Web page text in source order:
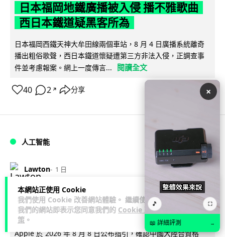
本網站正使用 Cookie
我們使用 Cookie 改善網站體驗。 繼續使用
我們的網站即表示您同意我們的 Cookie 政
策 。
日本福岡地鐵廣播被入侵 播不雅歌曲
西日本鐵道疑黑客所為
日本福岡西鐵天神大牟田線兩個車站，8 月 4 日廣播系統離奇
播出粗俗歌聲，西日本鐵道懷疑遭第三方非法入侵，正調查事
件並考慮報案。網上一度傳言...
閱讀全文
40 2 ↗ 分享
人工智能
Lawton 1 日
阿里 Qwen 正式駁入 Apple 生態 中國
大陸 Mac 用戶率先使用
Apple 於 2026 年 8 月 8 日公布指引，確認中國大陸合資格
×
🎵 ⛶
📖 詳細評測 →